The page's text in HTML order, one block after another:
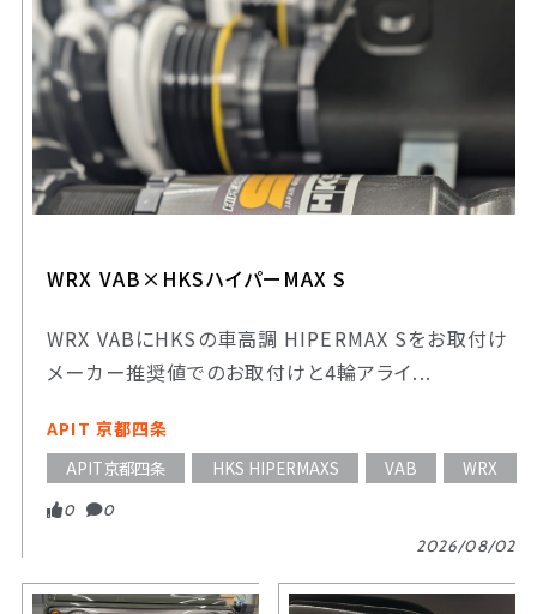
2026/08/02
WRX VAB×HKSハイパーMAX S
WRX VABにHKSの車高調 HIPERMAX Sをお取付け
メーカー推奨値でのお取付けと4輪アライ...
APIT 京都四条
APIT京都四条
HKS HIPERMAXS VAB WRX
0 0